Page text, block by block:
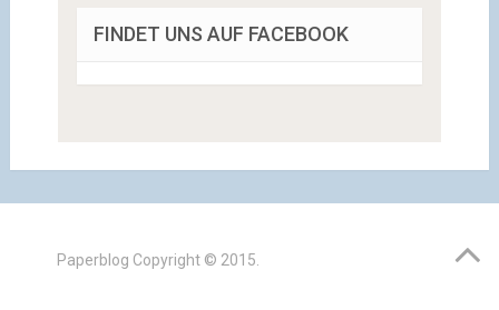
FINDET UNS AUF FACEBOOK
Paperblog Copyright © 2015.